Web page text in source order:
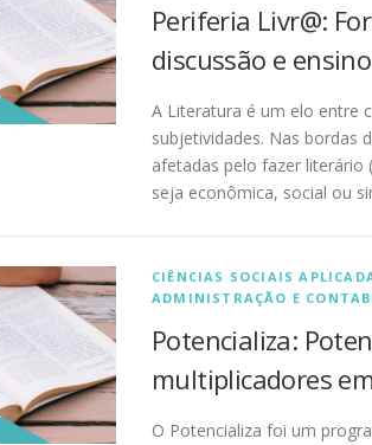
Periferia Livr@:
discussão e
A Literatura é um elo entre
subjetividades. Nas bordas
afetadas pelo fazer literário
seja econômica, social ou
CIÊNCIAS SOCIAIS
ADMINISTRAÇÃO E
Potencializa:
multiplicadores
O Potencializa foi um